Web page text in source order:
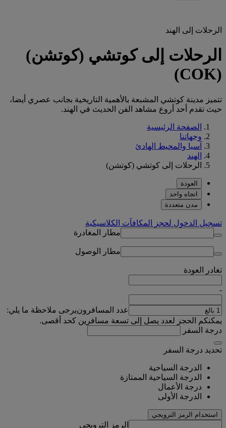
الرحلات إلى الهند
الرحلات إلى كوتشي (كوتشن)
(COK)
تتميز مدينة كوتشي المشبعة بالأهمية التاريخية بجانب عصري أيضا،
حيث تقدم أحد أروع مشاهد الفن الحديث في الهند.
الصفحة الرئيسية
وجهاتنا
آسيا والمحيط الهادئ
الهند
الرحلات إلى كوتشي (كوتشن)
العودة
اتجاه واحد
مدن متعددة
تسجيل الدخول لحجز المكافآت الكلاسيكية
مطار المغادرة
مطار الوصول
تغادر العودة
-
عدد المسافرونيرجى ملاحظة ما يلي:
يمكنكم الحجز لعدد يصل إلى تسعة مسافرين كحد أقصى.
درجة السفر
تحديد درجة السفر
الدرجة السياحية
الدرجة السياحية الممتازة
درجة الأعمال
الدرجة الأولى
استخدام الرمز الترويجي
الرمز الترويجي